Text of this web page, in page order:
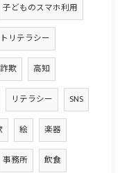
子どものスマホ利用
リテラシー
欺 高知
リテラシー SNS
絵 楽器
事務所 飲食